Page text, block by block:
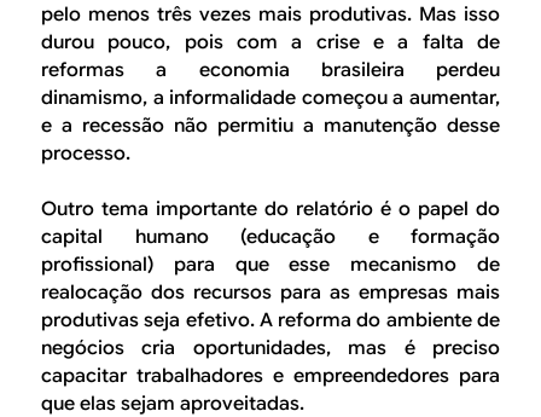
pelo menos três vezes mais produtivas. Mas isso
durou pouco, pois com a crise e a falta de
reformas a economia brasileira perdeu
dinamismo, a informalidade começou a aumentar,
e a recessão não permitiu a manutenção desse
processo.
Outro tema importante do relatório é o papel do
capital humano (educação e formação
profissional) para que esse mecanismo de
realocação dos recursos para as empresas mais
produtivas seja efetivo. A reforma do ambiente de
negócios cria oportunidades, mas é preciso
capacitar trabalhadores e empreendedores para
que elas sejam aproveitadas.